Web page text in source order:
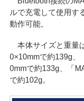
ルで充電して使用す
動作可能。
本体サイズと重量
0×10mmで約139g、
0mmで約133g、「
で約102g。